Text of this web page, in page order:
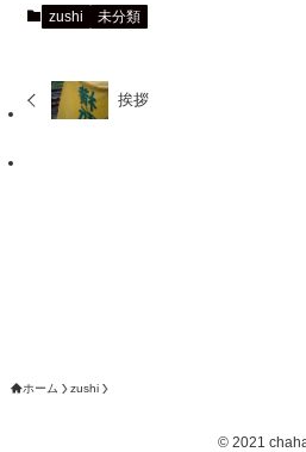
zushi 未分類
挨拶
ホーム zushi
©2021